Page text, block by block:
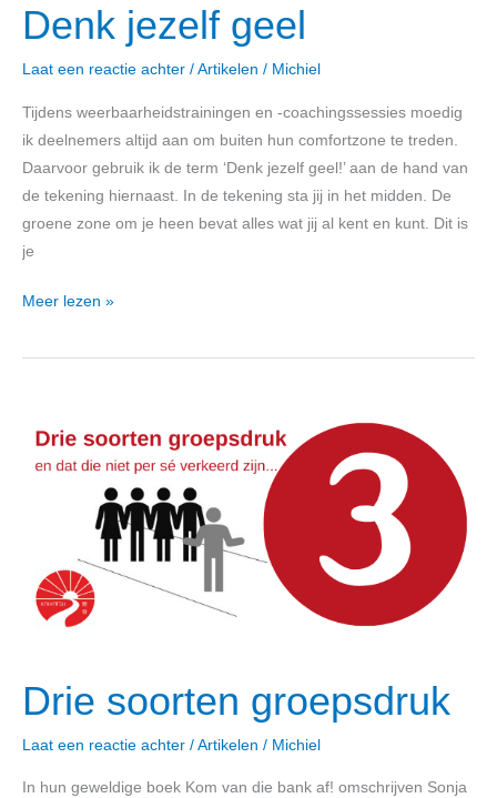
Denk jezelf geel
Laat een reactie achter / Artikelen / Michiel
Tijdens weerbaarheidstrainingen en -coachingssessies moedig
ik deelnemers altijd aan om buiten hun comfortzone te treden.
Daarvoor gebruik ik de term ‘Denk jezelf geel!’ aan de hand van
de tekening hiernaast. In de tekening sta jij in het midden. De
groene zone om je heen bevat alles wat jij al kent en kunt. Dit is
je
Meer lezen »
Drie soorten groepsdruk
Laat een reactie achter / Artikelen / Michiel
In hun geweldige boek Kom van die bank af! omschrijven Sonja
soorten
groepsdruk